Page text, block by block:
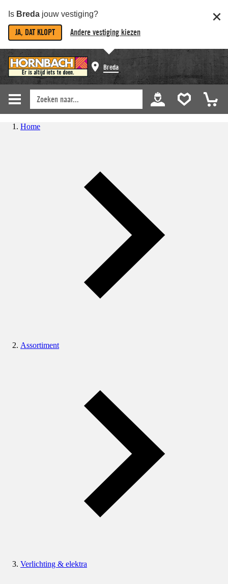
Is Breda jouw vestiging?
JA, DAT KLOPT Andere vestiging kiezen
Breda
Home
Assortiment
Verlichting & elektra